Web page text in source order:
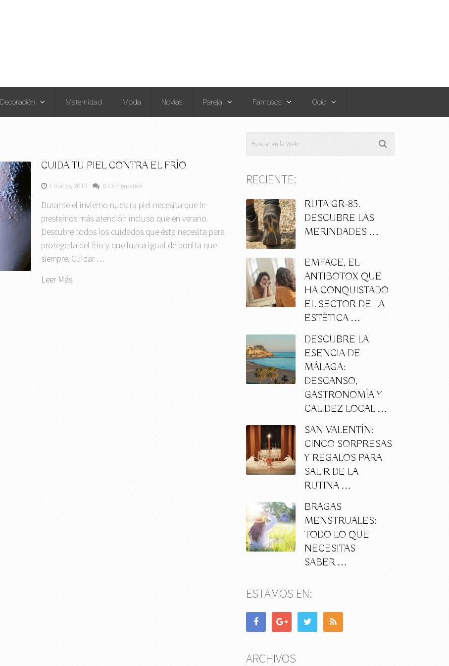
Decoración Maternidad Moda Novias Pareja Famosos Ocio
CUIDA TU PIEL CONTRA EL FRÍO
1 marzo, 2013 0 Comentarios
Durante el invierno nuestra piel necesita que le
prestemos más atención incluso que en verano.
Descubre todos los cuidados que ésta necesita para
protegerla del frío y que luzca igual de bonita que
siempre. Cuidar …
Leer Más
RECIENTE:
RUTA GR-85.
DESCUBRE LAS
MERINDADES …
EMFACE, EL
ANTIBOTOX QUE
HA CONQUISTADO
EL SECTOR DE LA
ESTÉTICA …
DESCUBRE LA
ESENCIA DE
MÁLAGA:
DESCANSO,
GASTRONOMÍA Y
CALIDEZ LOCAL …
SAN VALENTÍN:
CINCO SORPRESAS
Y REGALOS PARA
SALIR DE LA
RUTINA …
BRAGAS
MENSTRUALES:
TODO LO QUE
NECESITAS
SABER …
ESTAMOS EN:
ARCHIVOS